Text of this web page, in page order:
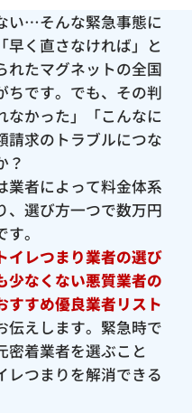
い…そんな緊急事態に
早く直さなければ」と
れたマグネットの全国
ちです。でも、その判
なかった」「こんなに
請求のトラブルにつな
？
業者によって料金体系
、選び方一つで数万円
。
イレつまり業者の選び
少なくない悪質業者の
すすめ優良業者リスト
伝えします。緊急時で
密着業者を選ぶこと
レつまりを解消できる